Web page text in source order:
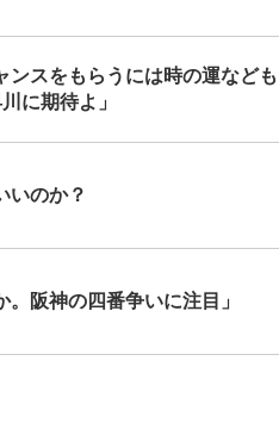
ンスをもらうには時の運なども
に期待よ」
いのか？
阪神の四番争いに注目」